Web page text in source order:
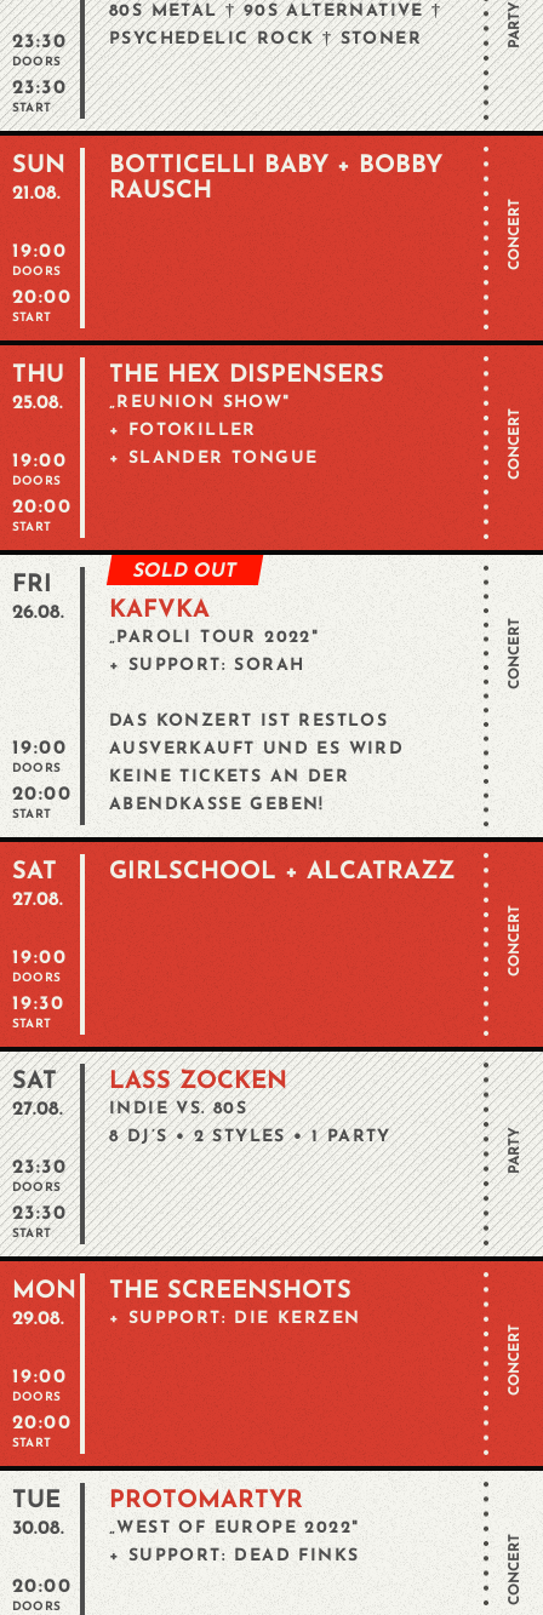
23:30
DOORS
23:30
START
80S METAL † 90S ALTERNATIVE †
PSYCHEDELIC ROCK † STONER
PARTY
SUN
21.08.
19:00
DOORS
20:00
START
BOTTICELLI BABY + BOBBY
RAUSCH
CONCERT
THU
25.08.
19:00
DOORS
20:00
START
THE HEX DISPENSERS
„REUNION SHOW"
+ FOTOKILLER
+ SLANDER TONGUE
CONCERT
FRI
26.08.
19:00
DOORS
20:00
START
SOLD OUT
KAFVKA
„PAROLI TOUR 2022"
+ SUPPORT: SORAH
DAS KONZERT IST RESTLOS
AUSVERKAUFT UND ES WIRD
KEINE TICKETS AN DER
ABENDKASSE GEBEN!
CONCERT
SAT
27.08.
19:00
DOORS
19:30
START
GIRLSCHOOL + ALCATRAZZ
CONCERT
SAT
27.08.
23:30
DOORS
23:30
START
LASS ZOCKEN
INDIE VS. 80S
8 DJ’S • 2 STYLES • 1 PARTY
PARTY
MON
29.08.
19:00
DOORS
20:00
START
THE SCREENSHOTS
+ SUPPORT: DIE KERZEN
CONCERT
TUE
30.08.
20:00
DOORS
PROTOMARTYR
„WEST OF EUROPE 2022"
+ SUPPORT: DEAD FINKS
CONCERT